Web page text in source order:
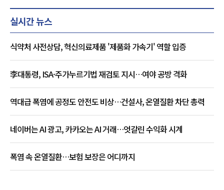
실시간 뉴스
식약처 사전상담, 혁신의료제품 '제품화 가속기' 역할 입증
李대통령, ISA·주가누르기법 재검토 지시…여야 공방 격화
역대급 폭염에 공정도 안전도 비상…건설사, 온열질환 차단 총력
네이버는 AI 광고, 카카오는 AI 거래…엇갈린 수익화 시계
폭염 속 온열질환…보험 보장은 어디까지